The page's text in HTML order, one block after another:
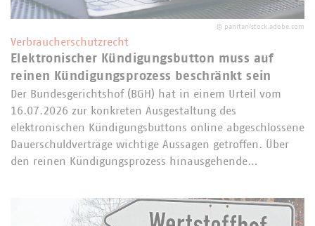
© panitan/stock.adobe.com
Verbraucherschutzrecht
Elektronischer Kündigungsbutton muss auf
reinen Kündigungsprozess beschränkt sein
Der Bundesgerichtshof (BGH) hat in einem Urteil vom
16.07.2026 zur konkreten Ausgestaltung des
elektronischen Kündigungsbuttons online abgeschlossene
Dauerschuldverträge wichtige Aussagen getroffen. Über
den reinen Kündigungsprozess hinausgehende…